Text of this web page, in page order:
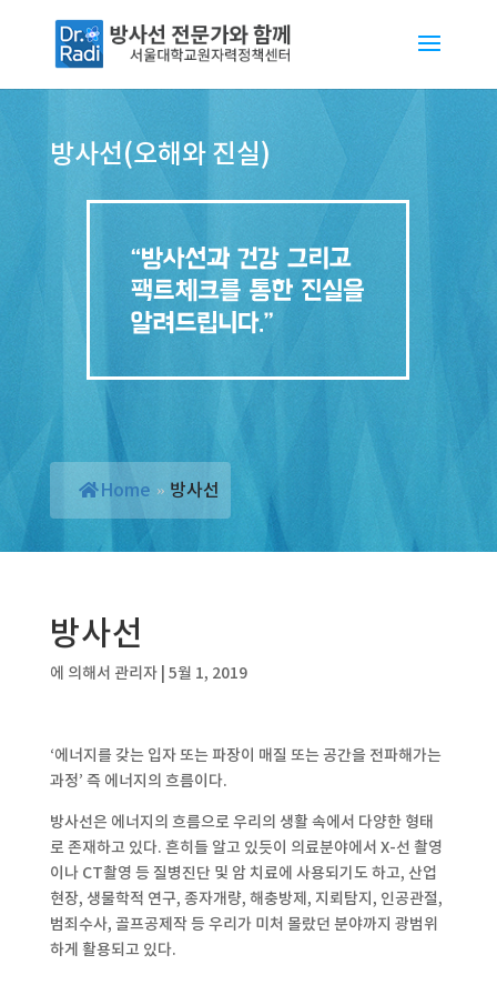
방사선(오해와 진실)
Home » 방사선
방사선
에 의해서 관리자| 5월 1, 2019
‘에너지를 갖는 입자 또는 파장이 매질 또는 공간을 전파해가는
과정’ 즉 에너지의 흐름이다.
방사선은 에너지의 흐름으로 우리의 생활 속에서 다양한 형태
로 존재하고 있다. 흔히들 알고 있듯이 의료분야에서 X-선 촬영
이나 CT촬영 등 질병진단 및 암 치료에 사용되기도 하고, 산업
현장, 생물학적 연구, 종자개량, 해충방제, 지뢰탐지, 인공관절,
범죄수사, 골프공제작 등 우리가 미처 몰랐던 분야까지 광범위
하게 활용되고 있다.